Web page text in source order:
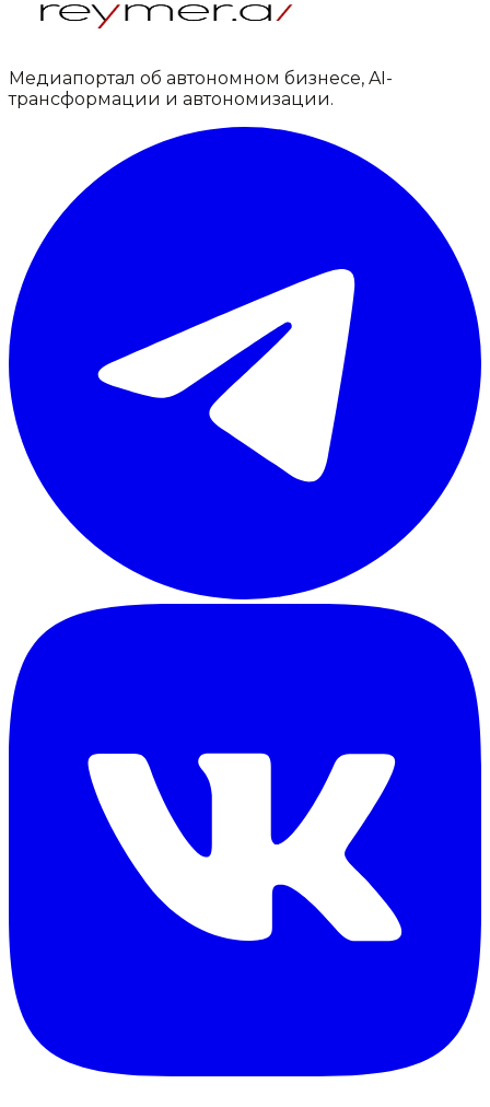
Медиапортал об автономном бизнесе, AI-
трансформации и автономизации.